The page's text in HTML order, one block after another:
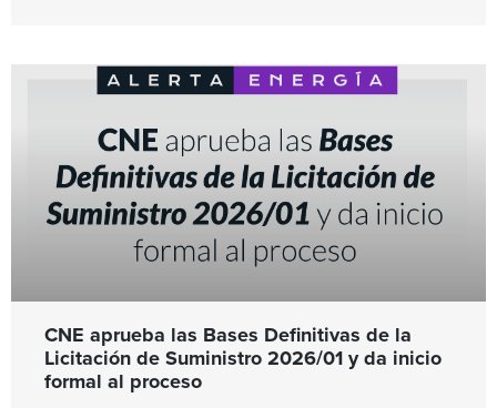
CNE aprueba las Bases Definitivas de la
Licitación de Suministro 2026/01 y da inicio
formal al proceso